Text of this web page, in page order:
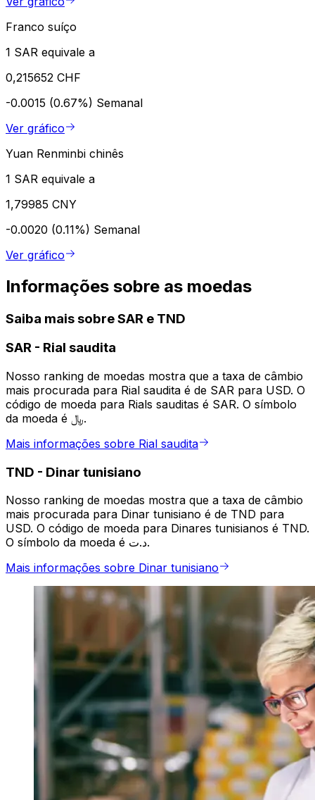
Franco suíço
1 SAR equivale a
0,215652 CHF
-0.0015 (0.67%) Semanal
Ver gráfico
Yuan Renminbi chinês
1 SAR equivale a
1,79985 CNY
-0.0020 (0.11%) Semanal
Ver gráfico
Informações sobre as moedas
Saiba mais sobre SAR e TND
SAR - Rial saudita
Nosso ranking de moedas mostra que a taxa de câmbio
mais procurada para Rial saudita é de SAR para USD. O
código de moeda para Rials sauditas é SAR. O símbolo
da moeda é ﷼.
Mais informações sobre Rial saudita
TND - Dinar tunisiano
Nosso ranking de moedas mostra que a taxa de câmbio
mais procurada para Dinar tunisiano é de TND para
USD. O código de moeda para Dinares tunisianos é TND.
O símbolo da moeda é د.ت.
Mais informações sobre Dinar tunisiano